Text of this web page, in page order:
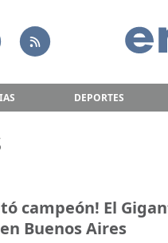
DEPORTES
campeón! El
Buenos Aires